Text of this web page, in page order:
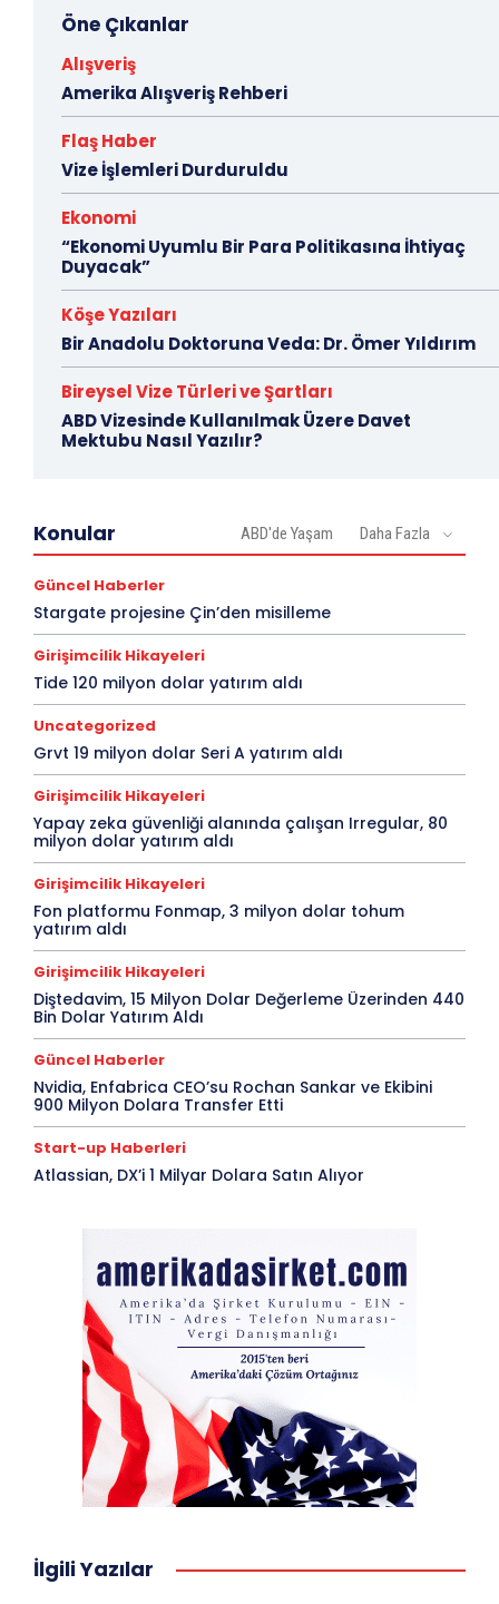
Öne Çıkanlar
Alışveriş
Amerika Alışveriş Rehberi
Flaş Haber
Vize İşlemleri Durduruldu
Ekonomi
“Ekonomi Uyumlu Bir Para Politikasına İhtiyaç
Duyacak”
Köşe Yazıları
Bir Anadolu Doktoruna Veda: Dr. Ömer Yıldırım
Bireysel Vize Türleri ve Şartları
ABD Vizesinde Kullanılmak Üzere Davet
Mektubu Nasıl Yazılır?
Konular ABD'de Yaşam Daha Fazla
Güncel Haberler
Stargate projesine Çin’den misilleme
Girişimcilik Hikayeleri
Tide 120 milyon dolar yatırım aldı
Uncategorized
Grvt 19 milyon dolar Seri A yatırım aldı
Girişimcilik Hikayeleri
Yapay zeka güvenliği alanında çalışan Irregular, 80
milyon dolar yatırım aldı
Girişimcilik Hikayeleri
Fon platformu Fonmap, 3 milyon dolar tohum
yatırım aldı
Girişimcilik Hikayeleri
Diştedavim, 15 Milyon Dolar Değerleme Üzerinden 440
Bin Dolar Yatırım Aldı
Güncel Haberler
Nvidia, Enfabrica CEO’su Rochan Sankar ve Ekibini
900 Milyon Dolara Transfer Etti
Start-up Haberleri
Atlassian, DX’i 1 Milyar Dolara Satın Alıyor
İlgili Yazılar